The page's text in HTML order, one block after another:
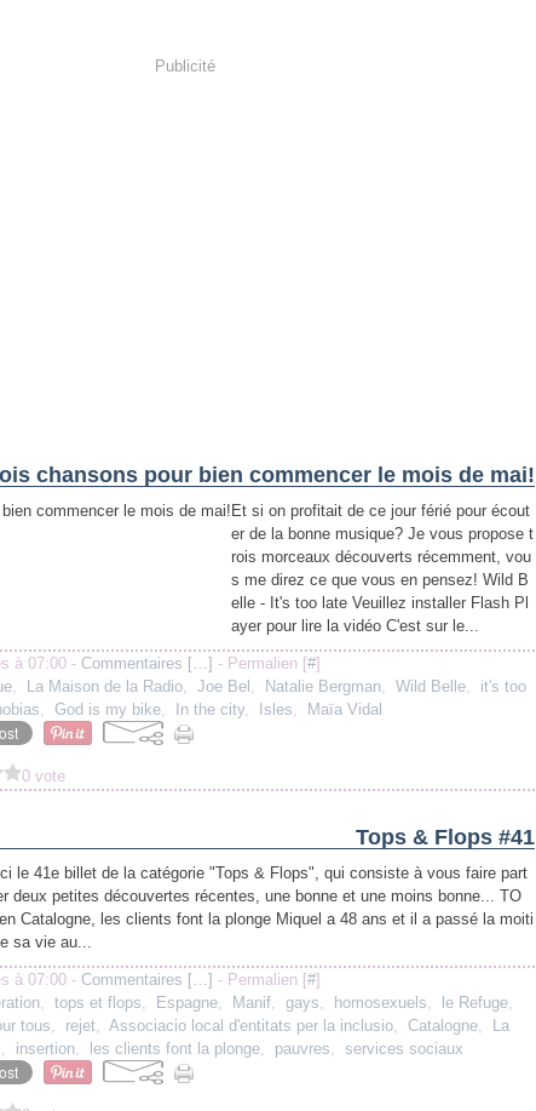
Publicité
chansons pour bien commencer le mois de mai!
Et si on profitait de ce jour férié pour écout
er de la bonne musique? Je vous propose t
rois morceaux découverts récemment, vou
s me direz ce que vous en pensez! Wild B
elle - It's too late Veuillez installer Flash Pl
ayer pour lire la vidéo C'est sur le...
à 07:00 - Commentaires […] - Permalien [#]
, La Maison de la Radio, Joe Bel , Natalie Bergman, Wild Belle, it's too
, God is my bike, In the city, Isles, Maïa Vidal
0 vote
Tops & Flops #41
le 41e billet de la catégorie "Tops & Flops", qui consiste à vous faire part
deux petites découvertes récentes, une bonne et une moins bonne... TO
Catalogne, les clients font la plonge Miquel a 48 ans et il a passé la moiti
sa vie au...
à 07:00 - Commentaires […] - Permalien [#]
, tops et flops, Espagne, Manif, gays, homosexuels, le Refuge,
tous, rejet, Associacio local d'entitats per la inclusio, Catalogne,
La
, insertion, les clients font la plonge, pauvres, services sociaux